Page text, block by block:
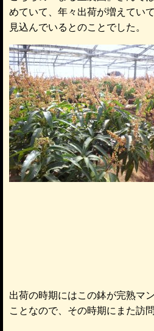
めていて、年々出荷が増えてい
見込んでいるとのことでした。
出荷の時期にはこの鉢が完熟マ
ことなので、その時期にまた訪